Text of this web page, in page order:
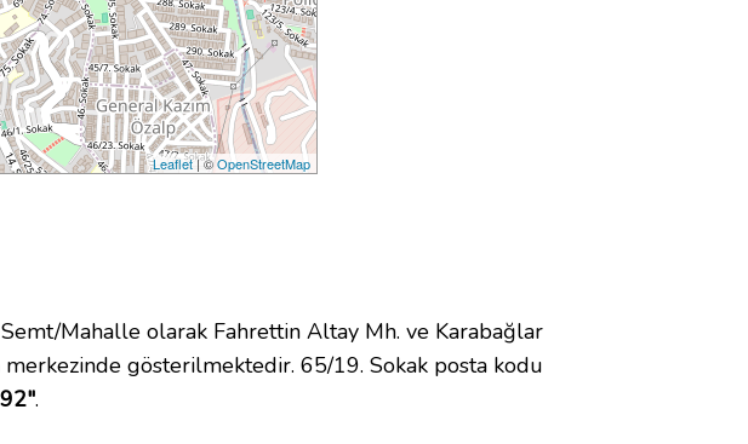
Leaflet| ©OpenStreetMap
Mahalle olarak Fahrettin Altay Mh. ve Karabağlar
gösterilmektedir. 65/19. Sokak posta kodu
.